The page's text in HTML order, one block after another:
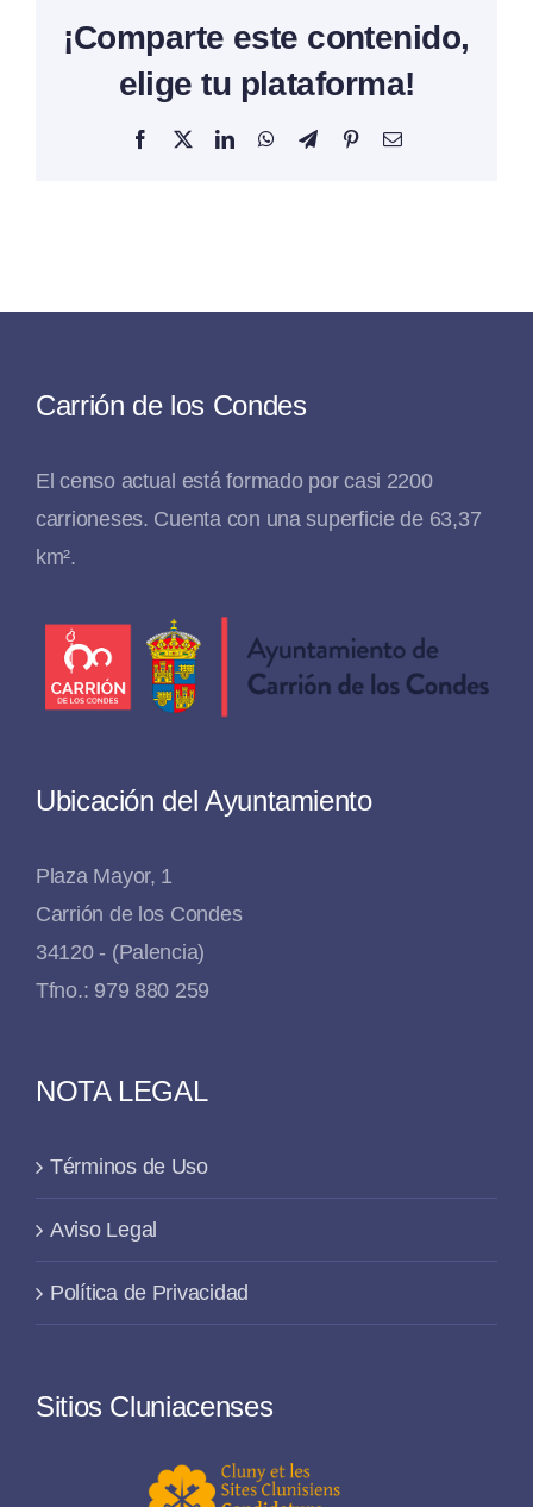
¡Comparte este contenido,
elige tu plataforma!
Facebook
X LinkedInWhatsAppTelegramPinterestCorreo
Carrión de los Condes
El censo actual está formado por casi 2200
carrioneses. Cuenta con una superficie de 63,37
km².
Ubicación del Ayuntamiento
Plaza Mayor, 1
Carrión de los Condes
34120 - (Palencia)
Tfno.: 979 880 259
NOTA LEGAL
Términos de Uso
Aviso Legal
Política de Privacidad
Sitios Cluniacenses